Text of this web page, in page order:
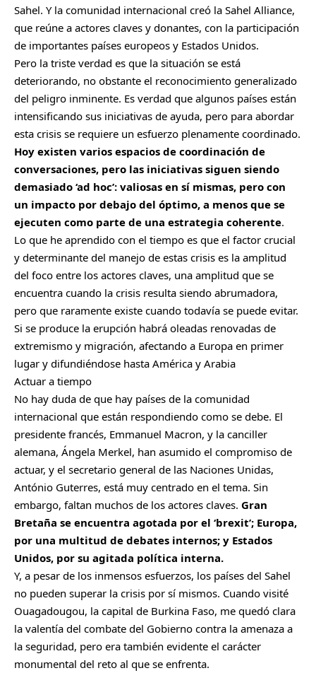
Sahel. Y la comunidad internacional creó la Sahel Alliance,
que reúne a actores claves y donantes, con la participación
de importantes países europeos y Estados Unidos.
Pero la triste verdad es que la situación se está
deteriorando, no obstante el reconocimiento generalizado
del peligro inminente. Es verdad que algunos países están
intensificando sus iniciativas de ayuda, pero para abordar
esta crisis se requiere un esfuerzo plenamente coordinado.
Hoy existen varios espacios de coordinación de
conversaciones, pero las iniciativas siguen siendo
demasiado ‘ad hoc’: valiosas en sí mismas, pero con
un impacto por debajo del óptimo, a menos que se
ejecuten como parte de una estrategia coherente.
Lo que he aprendido con el tiempo es que el factor crucial
y determinante del manejo de estas crisis es la amplitud
del foco entre los actores claves, una amplitud que se
encuentra cuando la crisis resulta siendo abrumadora,
pero que raramente existe cuando todavía se puede evitar.
Si se produce la erupción habrá oleadas renovadas de
extremismo y migración, afectando a Europa en primer
lugar y difundiéndose hasta América y Arabia
Actuar a tiempo
No hay duda de que hay países de la comunidad
internacional que están respondiendo como se debe. El
presidente francés, Emmanuel Macron, y la canciller
alemana, Ángela Merkel, han asumido el compromiso de
actuar, y el secretario general de las Naciones Unidas,
António Guterres, está muy centrado en el tema. Sin
embargo, faltan muchos de los actores claves. Gran
Bretaña se encuentra agotada por el ‘brexit’; Europa,
por una multitud de debates internos; y Estados
Unidos, por su agitada política interna.
Y, a pesar de los inmensos esfuerzos, los países del Sahel
no pueden superar la crisis por sí mismos. Cuando visité
Ouagadougou, la capital de Burkina Faso, me quedó clara
la valentía del combate del Gobierno contra la amenaza a
la seguridad, pero era también evidente el carácter
monumental del reto al que se enfrenta.